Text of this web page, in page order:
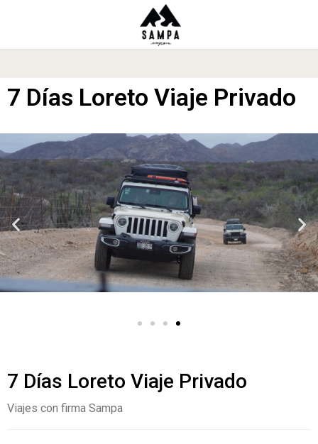
7 Días Loreto Viaje Privado
7 Días Loreto Viaje Privado
Viajes con firma Sampa